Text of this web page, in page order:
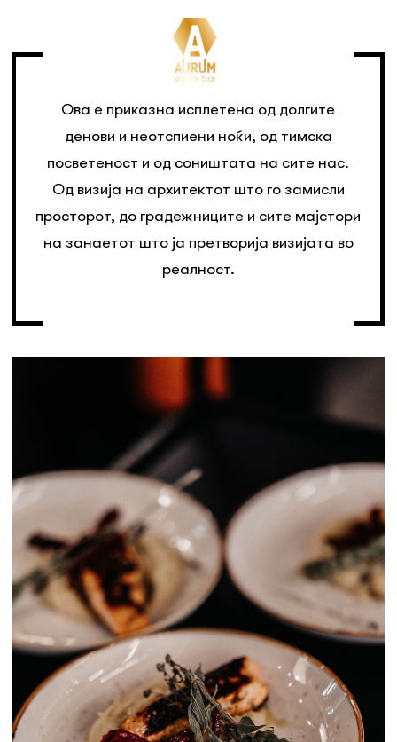
Ова е приказна исплетена од долгите
денови и неотспиени ноќи, од тимска
посветеност и од соништата на сите нас.
Од визија на архитектот што го замисли
просторот, до градежниците и сите мајстори
на занаетот што ја претворија визијата во
реалност.